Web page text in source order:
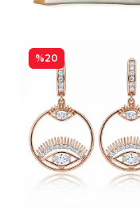
%20